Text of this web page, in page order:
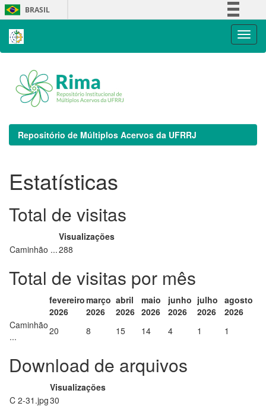
Skip
navigation
BRASIL
Repositório de Múltiplos Acervos da UFRRJ
Estatísticas
Total de visitas
Visualizações
Caminhão ...288
Total de visitas por mês
fevereiro
2026
março
2026
abril
2026
maio
2026
junho
2026
julho
2026
agosto
2026
Caminhão
...
20 8 15 14 4 1 1
Download de arquivos
Visualizações
C 2-31.jpg30